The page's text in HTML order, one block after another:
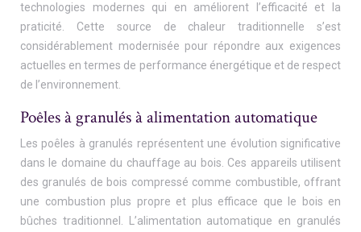
technologies modernes qui en améliorent l’efficacité et la
praticité. Cette source de chaleur traditionnelle s’est
considérablement modernisée pour répondre aux exigences
actuelles en termes de performance énergétique et de respect
de l’environnement.
Poêles à granulés à alimentation automatique
Les poêles à granulés représentent une évolution significative
dans le domaine du chauffage au bois. Ces appareils utilisent
des granulés de bois compressé comme combustible, offrant
une combustion plus propre et plus efficace que le bois en
bûches traditionnel. L’alimentation automatique en granulés